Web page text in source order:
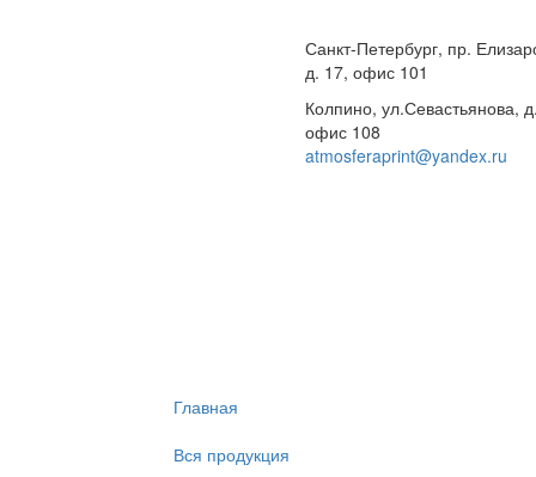
Санкт-Петербург, пр.
д. 17, офис 101
Колпино, ул.Севастьянова,
офис 108
atmosferaprint@yandex.ru
Главная
Вся продукция